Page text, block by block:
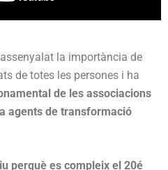
la importància de
de totes les persones i ha
de les associacions
agents de transformació
perquè es compleix el 20é